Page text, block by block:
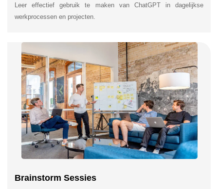
Leer effectief gebruik te maken van ChatGPT in dagelijkse
werkprocessen en projecten.
Brainstorm Sessies